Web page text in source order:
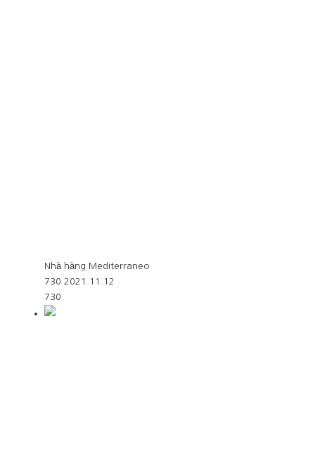
Nhà hàng Mediterraneo
730 2021.11.12
730